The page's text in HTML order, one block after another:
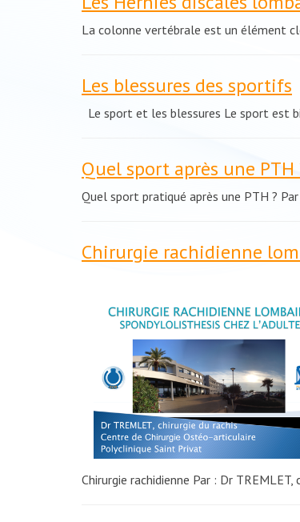
La colonne vertébrale est un élément
Les blessures des sportifs
Le sport et les blessures Le sport est
Quel sport après une PTH
Quel sport pratiqué après une PTH ? Par
Chirurgie rachidienne
Chirurgie rachidienne Par : Dr TREMLET,